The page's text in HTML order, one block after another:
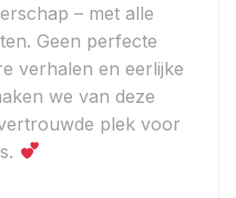
– met alle
Geen perfecte
verhalen en eerlijke
we van deze
plek voor